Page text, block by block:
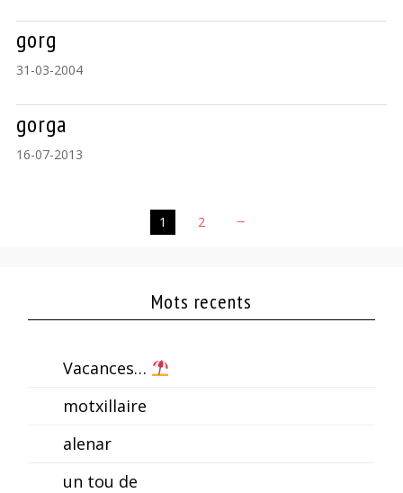
gorg
31-03-2004
gorga
16-07-2013
1 2 →
Mots recents
Vacances…
motxillaire
alenar
un tou de